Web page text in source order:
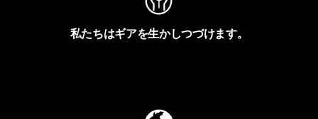
私たちはギアを生かしつづけます。